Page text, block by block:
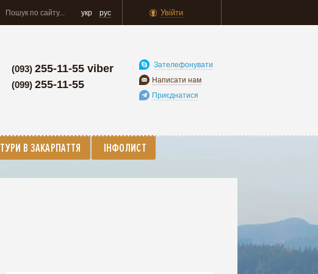
укр рус Увійти
(093) 255-11-55 viber
(099) 255-11-55
Зателефонувати
Написати нам
Приєднатися
ТУРИ В ЗАКАРПАТТЯ ІНФОЛИСТ